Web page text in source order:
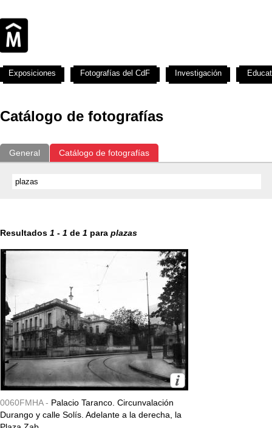
Catálogo de fotografías
General Catálogo de fotografías
Resultados 1 - 1 de 1 para plazas
0060FMHA - Palacio Taranco. Circunvalación
Durango y calle Solís. Adelante a la derecha, la
Exposiciones Fotografías del CdF Investigación